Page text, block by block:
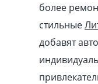
более
стильные
добавят